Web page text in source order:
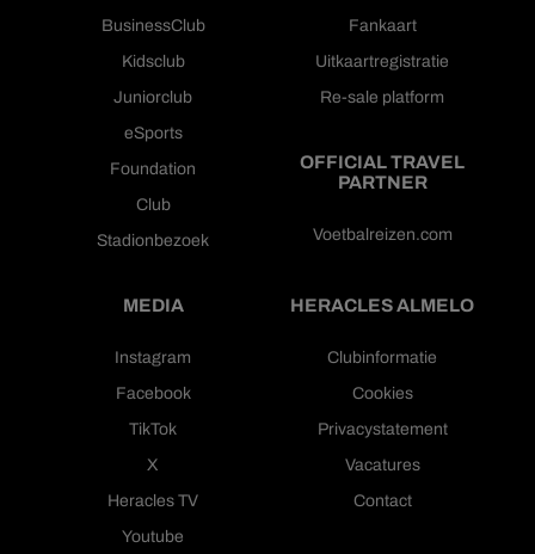
BusinessClub
Kidsclub
Juniorclub
eSports
Foundation
Club
Stadionbezoek
Fankaart
Uitkaartregistratie
Re-sale platform
OFFICIAL TRAVEL
PARTNER
Voetbalreizen.com
MEDIA
Instagram
Facebook
TikTok
X
Heracles TV
Youtube
HERACLES ALMELO
Clubinformatie
Cookies
Privacystatement
Vacatures
Contact